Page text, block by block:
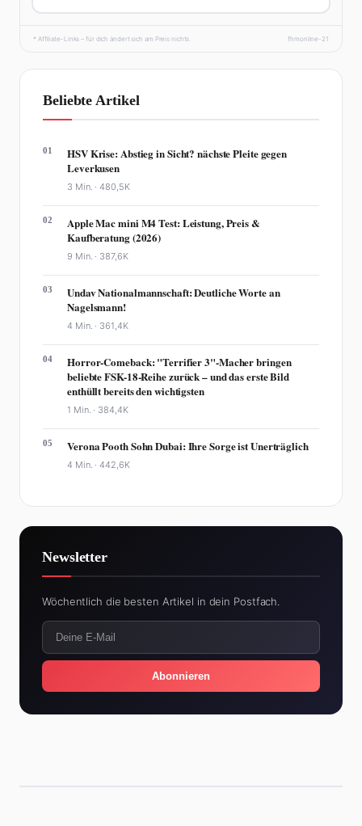
* Affiliate-Links – für dich ändert sich am Preis nichts. fhmonline-21
Beliebte Artikel
01
HSV Krise: Abstieg in Sicht? nächste Pleite gegen
Leverkusen
3 Min. ·480,5K
02
Apple Mac mini M4 Test: Leistung, Preis &
Kaufberatung (2026)
9 Min. · 387,6K
03
Undav Nationalmannschaft: Deutliche Worte an
Nagelsmann!
4 Min. · 361,4K
04
Horror-Comeback: "Terrifier 3"-Macher bringen
beliebte FSK-18-Reihe zurück – und das erste Bild
enthüllt bereits den wichtigsten
1 Min. · 384,4K
05 Verona Pooth Sohn Dubai: Ihre Sorge ist Unerträglich
4 Min. ·442,6K
Newsletter
Wöchentlich die besten Artikel in dein Postfach.
Abonnieren